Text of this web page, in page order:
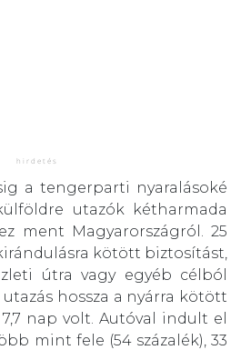
a tengerparti nyaralásoké
utazók kétharmada
ment Magyarországról. 25
kötött biztosítást,
útra vagy egyéb célból
hossza a nyárra kötött
nap volt. Autóval indult el
mint fele (54 százalék), 33